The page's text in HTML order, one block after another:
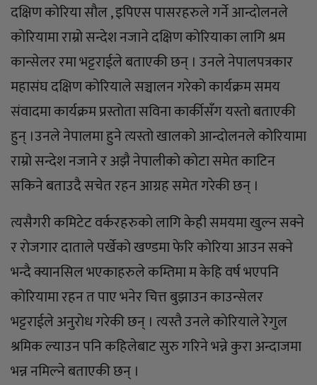
दक्षिण काेरिया साैल , इपिएस पासरहरुले गर्ने आन्दाेलनले
काेरियामा राम्रो सन्देश नजाने दक्षिण काेरियाका लागि श्रम
कान्सेलर रमा भट्टराईले बताएकी छन् । उनले नेपालपत्रकार
महासंघ दक्षिण काेरियाले सञ्चालन गरेकाे कार्यक्रम समय
संवादमा कार्यक्रम प्रस्ताेता सविना कार्कीसँग यस्ताे बताएकी
हुन् ।उनले नेपालमा हुने त्यस्ताे खालकाे आन्दाेलनले काेरियामा
राम्रो सन्देश नजाने र अझै नेपालीकाे काेटा समेत काटिन
सकिने बताउदै सचेत रहन आग्रह समेत गरेकी छन् ।
त्यसैगरी कमिटेट वर्करहरुकाे लागि केही समयमा खुल्न सक्ने
र राेजगार दाताले पर्खेकाे खण्डमा फेरि काेरिया आउन सक्ने
भन्दै क्यानसिल भएकाहरुले कम्तिमा म केहि वर्ष भएपनि
काेरियामा रहन त पाए भनेर चित्त बुझाउन काउन्सेलर
भट्टराईले अनुराेध गरेकी छन् । त्यस्तै उनले काेरियाले रेगुल
श्रमिक ल्याउन पनि कहिलेबाट सुरु गरिने भन्ने कुरा अन्दाजमा
भन्न नमिल्ने बताएकी छन् ।